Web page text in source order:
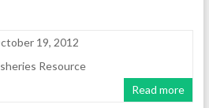
19, 2012
Resource
Read more